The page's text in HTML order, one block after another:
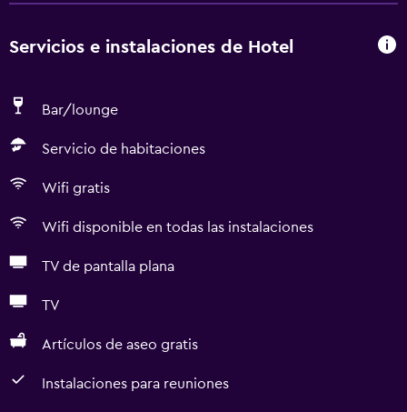
Servicios e instalaciones de Hotel
Bar/lounge
Servicio de habitaciones
Wifi gratis
Wifi disponible en todas las instalaciones
TV de pantalla plana
TV
Artículos de aseo gratis
Instalaciones para reuniones